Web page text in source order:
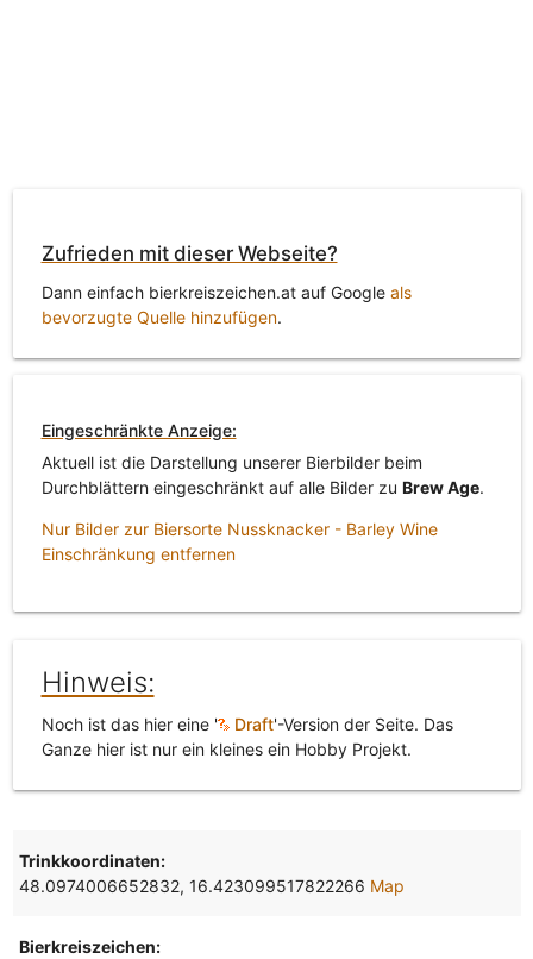
Zufrieden mit dieser Webseite?
Dann einfach bierkreiszeichen.at auf Google als
bevorzugte Quelle hinzufügen.
Eingeschränkte Anzeige:
Aktuell ist die Darstellung unserer Bierbilder beim
Durchblättern eingeschränkt auf alle Bilder zu Brew Age.
Nur Bilder zur Biersorte Nussknacker - Barley Wine
Einschränkung entfernen
Hinweis:
Noch ist das hier eine ' Draft'-Version der Seite. Das
Ganze hier ist nur ein kleines ein Hobby Projekt.
Trinkkoordinaten:
48.0974006652832, 16.423099517822266 Map
Bierkreiszeichen: